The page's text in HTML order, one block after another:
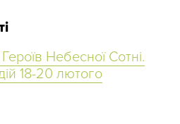
Небесної Сотні.
18-20 лютого